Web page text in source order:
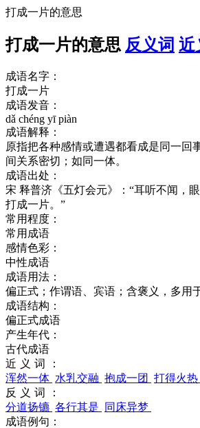
打成一片的意思
打成一片的意思 反义词 近
成语名字：
打成一片
成语发音：
dǎ chéng yī piàn
成语解释：
原指把各种感情或遭遇都看成是同一回
间关系密切；如同一体。
成语出处：
宋 释普济《五灯会元》：“耳听不闻，
打成一片。”
常用程度：
常用成语
感情色彩：
中性成语
成语用法：
偏正式；作谓语、宾语；含褒义，多用
成语结构：
偏正式成语
产生年代：
古代成语
近义词：
浑然一体 水乳交融 抱成一团
打得火热
反义词：
分道扬镳 各行其是
同床异梦
成语例句：